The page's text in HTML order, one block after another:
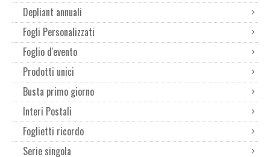
Depliant annuali
Fogli Personalizzati
Foglio d'evento
Prodotti unici
Busta primo giorno
Interi Postali
Foglietti ricordo
Serie singola